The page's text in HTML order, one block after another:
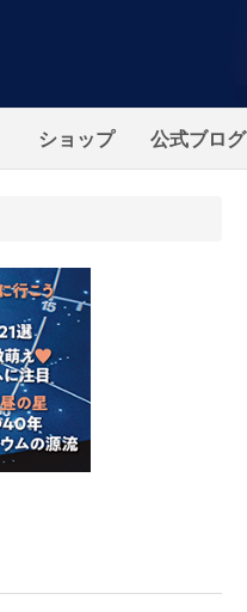
ショップ 公式ブログ